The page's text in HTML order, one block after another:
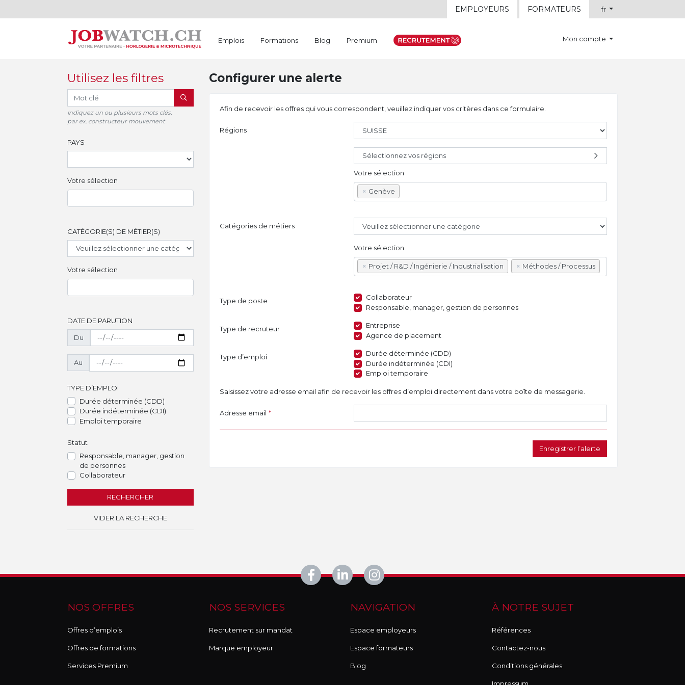
EMPLOYEURS FORMATEURS fr
Emplois Formations Blog Premium Mon compte
Utilisez les filtres
RECHERCHER
Indiquez un ou plusieurs mots clés.
par ex. constructeur mouvement
PAYS
Votre sélection
CATÉGORIE(S) DE MÉTIER(S)
Votre sélection
DATE DE PARUTION
Du
Au
TYPE D’EMPLOI
Durée déterminée (CDD)
Durée indéterminée (CDI)
Emploi temporaire
Statut
Responsable, manager, gestion
de personnes
Collaborateur
RECHERCHER
VIDER LA RECHERCHE
Configurer une alerte
Afin de recevoir les offres qui vous correspondent, veuillez indiquer vos critères dans ce formulaire.
Régions
Sélectionnez vos régions
Votre sélection
× Genève
Catégories de métiers
Votre sélection
× Projet / R&D / Ingénierie / Industrialisation × Méthodes / Processus
Type de poste
Collaborateur
Responsable, manager, gestion de personnes
Type de recruteur
Entreprise
Agence de placement
Type d’emploi
Durée déterminée (CDD)
Durée indéterminée (CDI)
Emploi temporaire
Saisissez votre adresse email afin de recevoir les offres d’emploi directement dans votre boîte de messagerie.
Adresse email *
Enregistrer l’alerte
NOS OFFRES
Offres d’emplois
Offres de formations
Services Premium
NOS SERVICES
Recrutement sur mandat
Marque employeur
NAVIGATION
Espace employeurs
Espace formateurs
Blog
À NOTRE SUJET
Références
Contactez-nous
Conditions générales